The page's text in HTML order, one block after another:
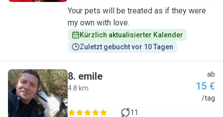
Your pets will be treated as if they were
my own with love.
Kürzlich aktualisierter Kalender
Zuletzt gebucht vor 10 Tagen
E
8. emile
4.8 km
ab
15 €
/tag
11